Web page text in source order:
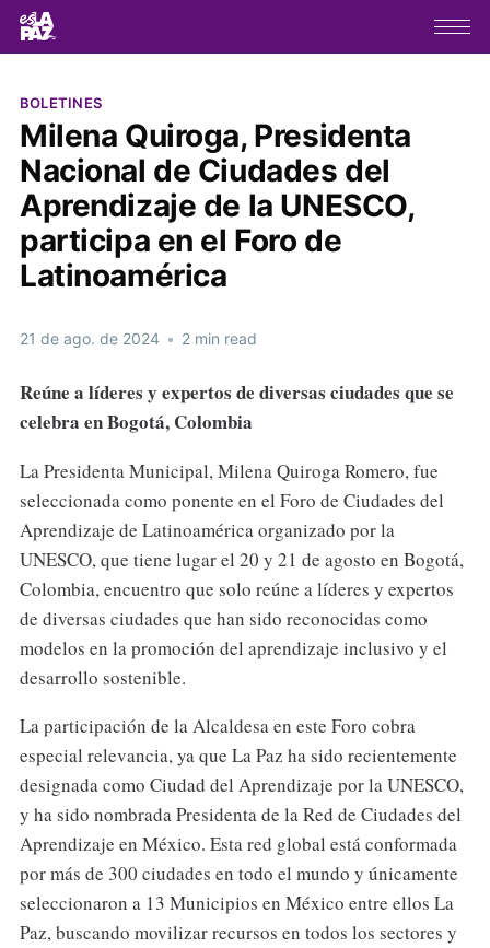
BOLETINES
Milena Quiroga, Presidenta
Nacional de Ciudades del
Aprendizaje de la UNESCO,
participa en el Foro de
Latinoamérica
21 de ago. de 2024 • 2 min read
Reúne a líderes y expertos de diversas ciudades que se
celebra en Bogotá, Colombia
La Presidenta Municipal, Milena Quiroga Romero, fue
seleccionada como ponente en el Foro de Ciudades del
Aprendizaje de Latinoamérica organizado por la
UNESCO, que tiene lugar el 20 y 21 de agosto en Bogotá,
Colombia, encuentro que solo reúne a líderes y expertos
de diversas ciudades que han sido reconocidas como
modelos en la promoción del aprendizaje inclusivo y el
desarrollo sostenible.
La participación de la Alcaldesa en este Foro cobra
especial relevancia, ya que La Paz ha sido recientemente
designada como Ciudad del Aprendizaje por la UNESCO,
y ha sido nombrada Presidenta de la Red de Ciudades del
Aprendizaje en México. Esta red global está conformada
por más de 300 ciudades en todo el mundo y únicamente
seleccionaron a 13 Municipios en México entre ellos La
Paz, buscando movilizar recursos en todos los sectores y